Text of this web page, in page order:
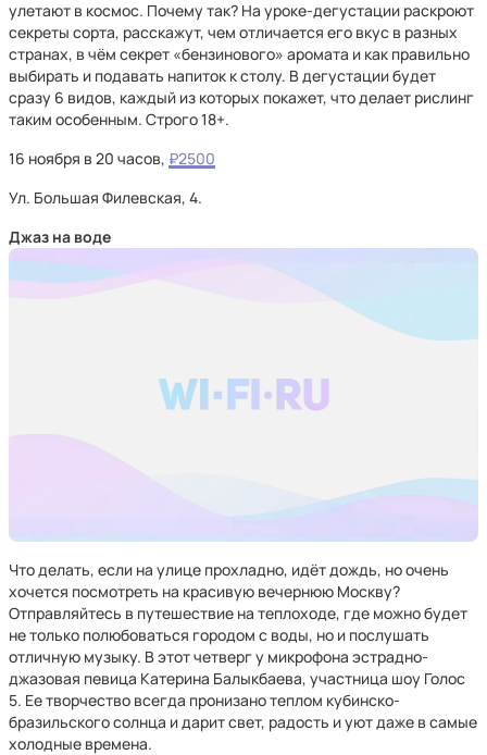
улетают в космос. Почему так? На уроке-дегустации раскроют
секреты сорта, расскажут, чем отличается его вкус в разных
странах, в чём секрет «бензинового» аромата и как правильно
выбирать и подавать напиток к столу. В дегустации будет
сразу 6 видов, каждый из которых покажет, что делает рислинг
таким особенным. Строго 18+.
16 ноября в 20 часов, ₽2500
Ул. Большая Филевская, 4.
Джаз на воде
Что делать, если на улице прохладно, идёт дождь, но очень
хочется посмотреть на красивую вечернюю Москву?
Отправляйтесь в путешествие на теплоходе, где можно будет
не только полюбоваться городом с воды, но и послушать
отличную музыку. В этот четверг у микрофона эстрадно-
джазовая певица Катерина Балыкбаева, участница шоу Голос
5. Ее творчество всегда пронизано теплом кубинско-
бразильского солнца и дарит свет, радость и уют даже в самые
холодные времена.